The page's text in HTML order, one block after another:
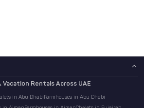
Vacation Rentals Across UAE
in Abu DhabiFarmhouses in Abu Dhabi